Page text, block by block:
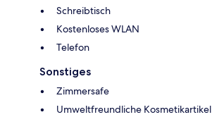
Schreibtisch
Kostenloses WLAN
Telefon
Sonstiges
Zimmersafe
Umweltfreundliche Kosmetikartikel